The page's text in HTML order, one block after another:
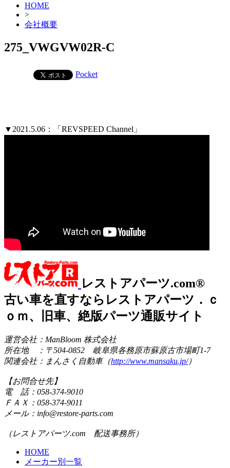
HOME
>
会社概要
275_VWGVW02R-C
Pocket
▼2021.5.06：「REVSPEED Channel」
レストアパーツ.com®
古い車を直すならレストアパーツ．ｃ
ｏｍ、旧車、絶版パーツ通販サイト
運営会社：ManBloom 株式会社
所在地 ：〒504-0852 岐阜県各務原市蘇原古市場町1-7
関連会社：まんさく自動車（http://www.mansaku.jp/）
【お問合せ先】
電 話：058-374-9010
ＦＡＸ：058-374-9011
メール：info@restore-parts.com
（レストアパーツ.com 配送事務所）
HOME
メーカー別一覧